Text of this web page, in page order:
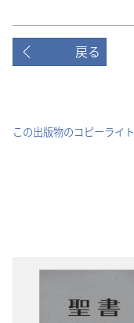
戻る
この出版物のコピーライト